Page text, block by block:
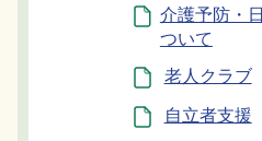
介護予防・
ついて
老人クラブ
自立者支援